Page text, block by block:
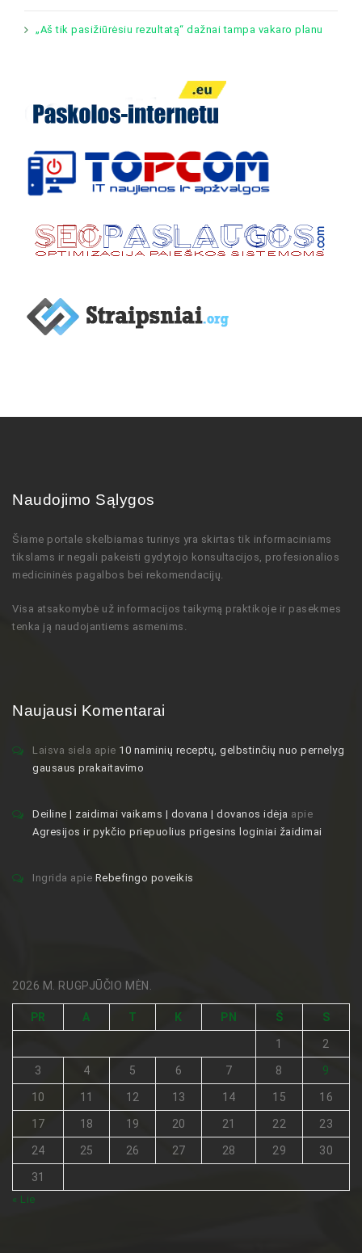
„Aš tik pasižiūrėsiu rezultatą“ dažnai tampa vakaro planu
Naudojimo Sąlygos
Šiame portale skelbiamas turinys yra skirtas tik informaciniams
tikslams ir negali pakeisti gydytojo konsultacijos, profesionalios
medicininės pagalbos bei rekomendacijų
Visa atsakomybė už informacijos taikymą praktikoje ir pasekmes
tenka ją naudojantiems asmenims.
Naujausi Komentarai
Laisva siela apie 10 naminių receptų, gelbstinčių nuo pernelyg
gausaus prakaitavimo
Deiline | zaidimai vaikams | dovana | dovanos idėja apie
Agresijos ir pykčio priepuolius prigesins loginiai žaidimai
Ingrida apie Rebefingo poveikis
2026 M. RUGPJŪČIO MĖN.
PR A T K PN Š S
1 2
3 4 5 6 7 8 9
10 11 12 13 14 15 16
17 18 19 20 21 22 23
24 25 26 27 28 29 30
31
« Lie